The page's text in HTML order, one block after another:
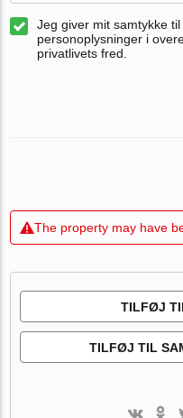
Jeg giver mit samtykke
personoplysninger i
privatlivets fred.
The property may have
TILFØJ
TILFØJ TIL